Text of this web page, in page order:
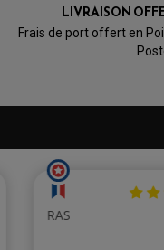
LIVRAISON
Frais de port offert en